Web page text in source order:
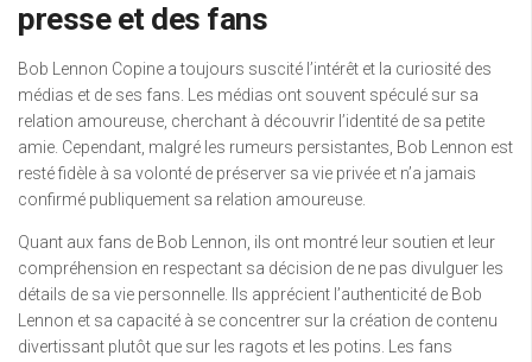
presse et des fans
Bob Lennon Copine a toujours suscité l’intérêt et la curiosité des
médias et de ses fans. Les médias ont souvent spéculé sur sa
relation amoureuse, cherchant à découvrir l’identité de sa petite
amie. Cependant, malgré les rumeurs persistantes, Bob Lennon est
resté fidèle à sa volonté de préserver sa vie privée et n’a jamais
confirmé publiquement sa relation amoureuse.
Quant aux fans de Bob Lennon, ils ont montré leur soutien et leur
compréhension en respectant sa décision de ne pas divulguer les
détails de sa vie personnelle. Ils apprécient l’authenticité de Bob
Lennon et sa capacité à se concentrer sur la création de contenu
divertissant plutôt que sur les ragots et les potins. Les fans